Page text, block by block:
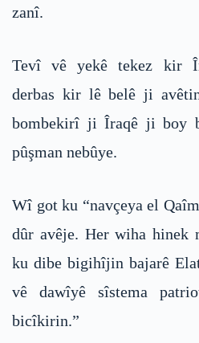
zanî.
Tevî vê yekê tekez kir
derbas kir lê belê ji
bombekirî ji Îraqê ji boy
pûşman nebûye.
Wî got ku “navçeya el
dûr avêje. Her wiha hinek
ku dibe bigihîjin bajarê
vê dawîyê sîstema
bicîkirin.”